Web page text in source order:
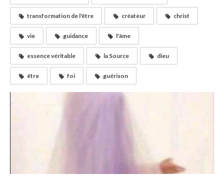
transformation de l'être créateur christ
vie guidance l'âme
essence véritable la Source dieu
être foi guérison